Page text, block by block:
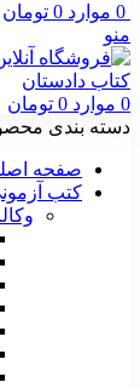
0 موارد 0 تومان
منو
0 موارد 0 تومان
دسته بندی
صفحه
کتب